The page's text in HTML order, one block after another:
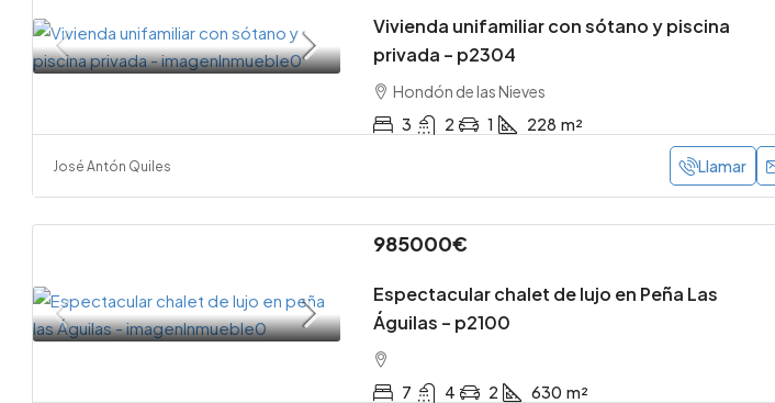
Vivienda unifamiliar con sótano y piscina
privada – p2304
Hondón de las Nieves
3
2 1 228 m²
José Antón Quiles Llamar
985000€
Espectacular chalet de lujo en Peña Las
Águilas – p2100
7 4 2 630 m²